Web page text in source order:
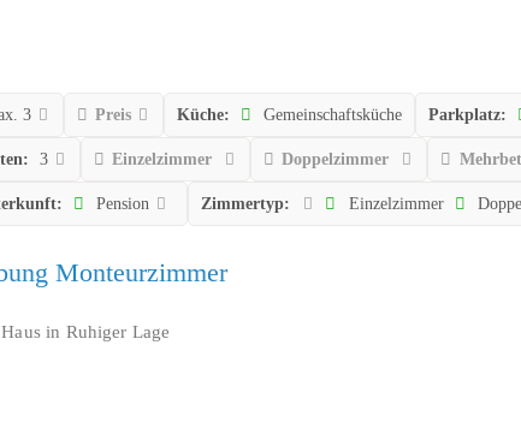
3 Preis Küche: Gemeinschaftsküche Parkplatz:
3 Einzelzimmer Doppelzimmer
Pension Zimmertyp: Einzelzimmer
Monteurzimmer
in Ruhiger Lage